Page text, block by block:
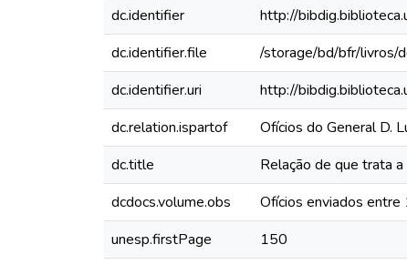
dc.identifier
http://
dc.identifier.file
/storage/bd/bfr/livros/
dc.identifier.uri
http://
dc.relation.ispartof
Ofícios do General D.
dc.title
Relação de que trata a
dcdocs.volume.obs
Ofícios enviados
unesp.firstPage
150